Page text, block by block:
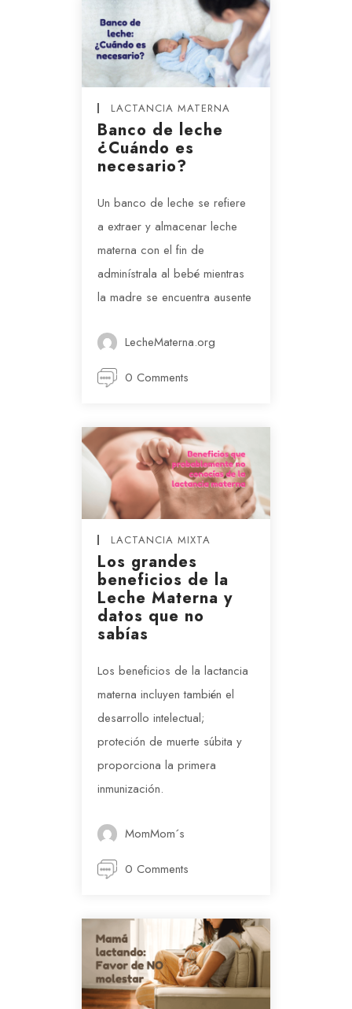
LACTANCIA MATERNA
Banco de leche
¿Cuándo es
necesario?
Un banco de leche se refiere
a extraer y almacenar leche
materna con el fin de
adminístrala al bebé mientras
la madre se encuentra ausente
LecheMaterna.org
0 Comments
LACTANCIA MIXTA
Los grandes
beneficios de la
Leche Materna y
datos que no
sabías
Los beneficios de la lactancia
materna incluyen también el
desarrollo intelectual;
proteción de muerte súbita y
proporciona la primera
inmunización.
MomMom´s
0 Comments